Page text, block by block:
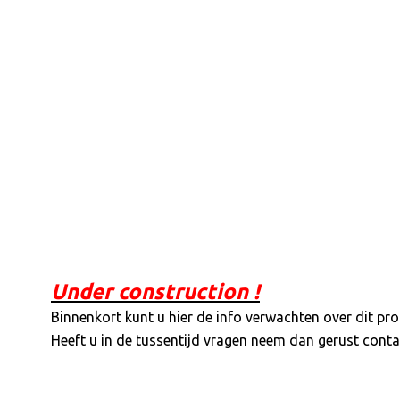
Under construction !
Binnenkort kunt u hier de info verwachten over dit
Heeft u in de tussentijd vragen neem dan gerust